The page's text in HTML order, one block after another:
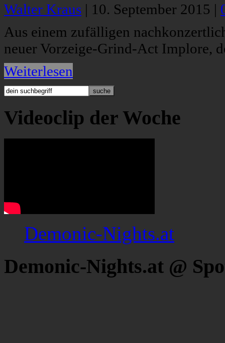
Walter Kraus | 10. September 2015 |
Aus einem zufälligen
neuer Vorzeige-Grind-Act Implore,
Weiterlesen
Videoclip der Woche
Demonic-Nights.at
Demonic-Nights.at @